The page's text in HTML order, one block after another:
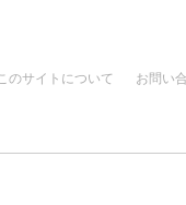
のサイトについて お問い